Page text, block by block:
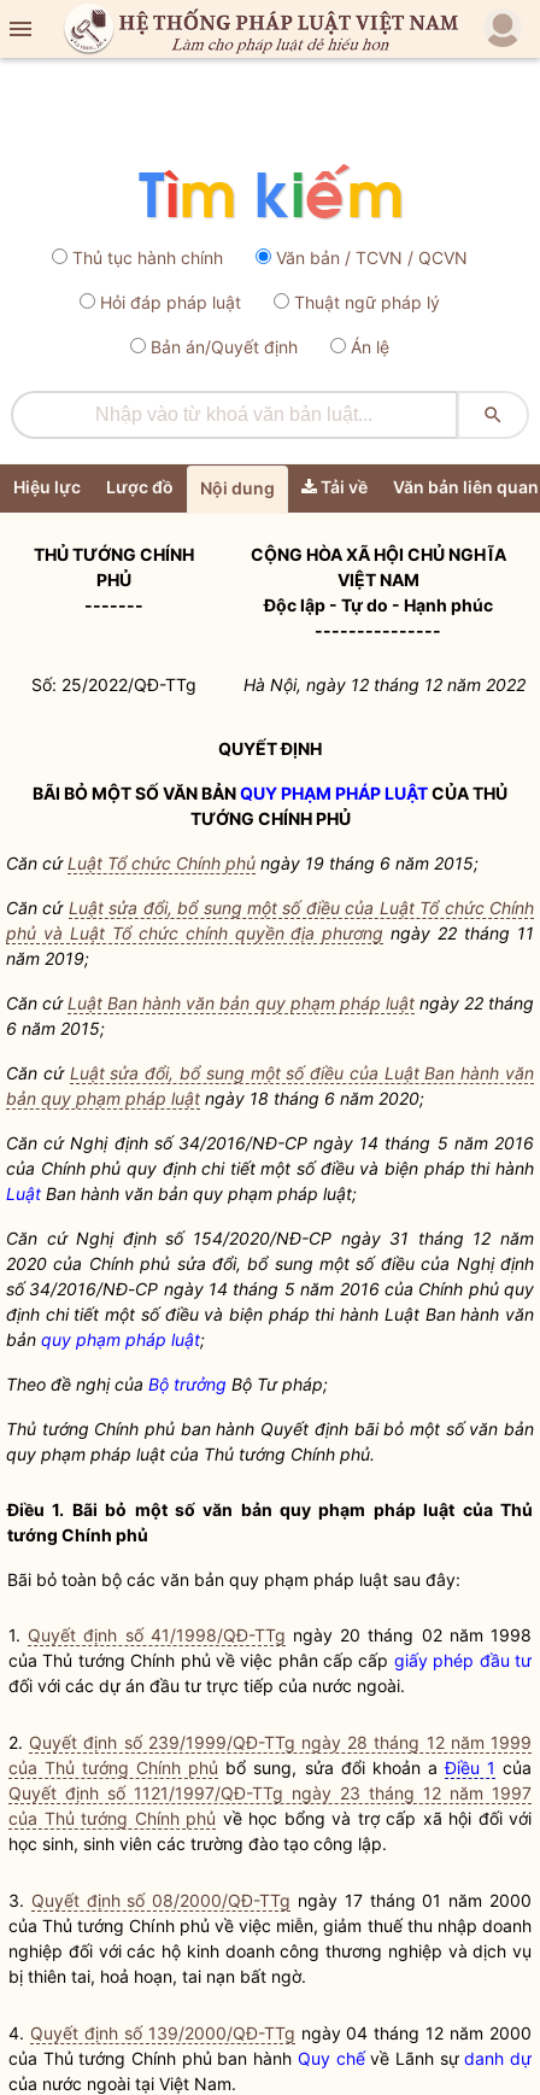

Thủ tục hành chính Văn bản / TCVN / QCVN
Hỏi đáp pháp luật Thuật ngữ pháp lý
Bản án/Quyết định Án lệ

Hiệu lực Lược đồ Nội dung Tải về Văn bản liên quan
THỦ TƯỚNG CHÍNH
PHỦ
-------
CỘNG HÒA XÃ HỘI CHỦ NGHĨA
VIỆT NAM
Độc lập - Tự do - Hạnh phúc
---------------
Số: 25/2022/QĐ-TTg Hà Nội, ngày 12 tháng 12 năm 2022
QUYẾT ĐỊNH
BÃI BỎ MỘT SỐ VĂN BẢNQUY PHẠM PHÁP LUẬTCỦA THỦ
TƯỚNG CHÍNH PHỦ
Căn cứLuật Tổ chức Chính phủ ngày 19 tháng 6 năm 2015;
Căn cứ Luật sửa đổi, bổ sung một số điều của Luật Tổ chức Chính
phủ và Luật Tổ chức chính quyền địa phương ngày 22 tháng 11
năm 2019;
Căn cứLuật Ban hành văn bản quy phạm pháp luậtngày 22 tháng
6 năm 2015;
Căn cứ Luật sửa đổi, bổ sung một số điều của Luật Ban hành văn
bản quy phạm pháp luật ngày 18 tháng 6 năm 2020;
Căn cứ Nghị định số 34/2016/NĐ-CPngày 14 tháng 5 năm 2016
của Chính phủ quy định chi tiết một số điều và biện pháp thi hành
Luật Ban hành văn bản quy phạm pháp luật;
Căn cứ Nghị định số 154/2020/NĐ-CP ngày 31 tháng 12 năm
2020 của Chính phủ sửa đổi, bổ sung một số điều của Nghị định
số 34/2016/NĐ-CP ngày 14 tháng 5 năm 2016 của Chính phủ quy
định chi tiết một số điều và biện pháp thi hành Luật Ban hành văn
bản quy phạm pháp luật;
Theo đề nghị của Bộ trưởng Bộ Tư pháp;
Thủ tướng Chính phủ ban hành Quyết định bãi bỏ một số văn bản
quy phạm pháp luật của Thủ tướng Chính phủ.
Điều 1. Bãi bỏ một số văn bảnquy phạm pháp luật của Thủ
tướng Chính phủ
Bãi bỏ toàn bộ các văn bản quy phạm pháp luật sau đây:
1. Quyết định số 41/1998/QĐ-TTg ngày 20 tháng 02 năm 1998
của Thủ tướng Chính phủ về việc phân cấp cấp giấy phép đầu tư
đối với các dự án đầu tư trực tiếp của nước ngoài.
2. Quyết định số 239/1999/QĐ-TTg ngày 28 tháng 12 năm 1999
của Thủ tướng Chính phủ bổ sung, sửa đổi khoản aĐiều 1 của
Quyết định số 1121/1997/QĐ-TTg ngày 23 tháng 12 năm 1997
của Thủ tướng Chính phủ về học bổng và trợ cấp xã hội đối với
học sinh, sinh viên các trường đào tạo công lập.
3. Quyết định số 08/2000/QĐ-TTg ngày 17 tháng 01 năm 2000
của Thủ tướng Chính phủ về việc miễn, giảm thuế thu nhập doanh
nghiệp đối với các hộ kinh doanh công thương nghiệp và dịch vụ
bị thiên tai, hoả hoạn, tai nạn bất ngờ.
4. Quyết định số 139/2000/QĐ-TTg ngày 04 tháng 12 năm 2000
của Thủ tướng Chính phủ ban hành Quy chếvề Lãnh sựdanh dự
của nước ngoài tại Việt Nam.